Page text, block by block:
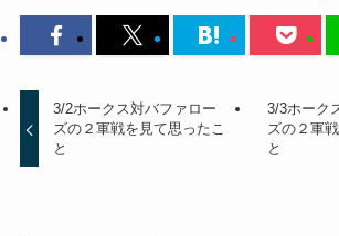
3/2ホークス対バファロー
ズの２軍戦を見て思ったこ
と
3/3ホーク
ズの２軍
と